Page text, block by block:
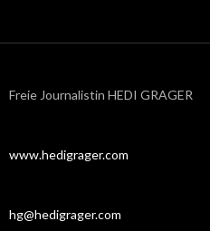
Freie Journalistin HEDI GRAGER
www.hedigrager.com
hg@hedigrager.com